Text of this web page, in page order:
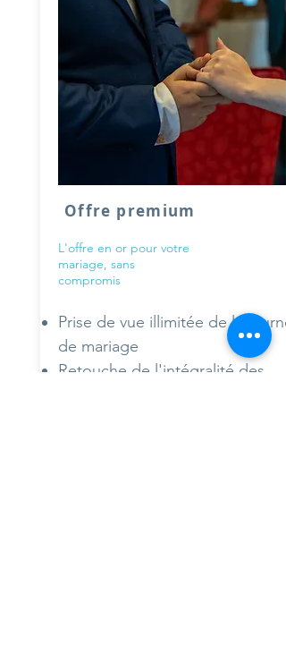
Offre premium
L'offre en or pour votre
mariage, sans
compromis
Prise de vue illimitée de la
de mariage
Retouche de l'intégralité des